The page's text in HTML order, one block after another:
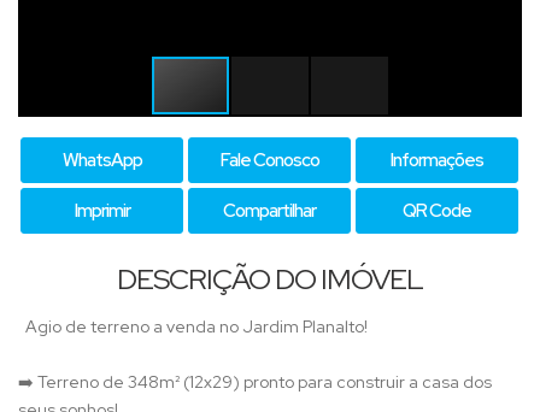
WhatsApp Fale Conosco Informações
Imprimir Compartilhar QR Code
DESCRIÇÃO DO IMÓVEL
Agio de terreno a venda no Jardim Planalto!
➡️ Terreno de 348m² (12x29) pronto para construir a casa dos